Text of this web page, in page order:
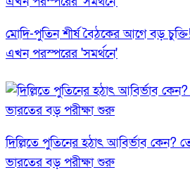
মোদি-পুতিন শীর্ষ বৈঠকের আগে বড় চুক্তি!
এখন পরস্পরের 'সমর্থনে'
দিল্লিতে পুতিনের হঠাৎ আবির্ভাব কেন?
ভারতের বড় পরীক্ষা শুরু